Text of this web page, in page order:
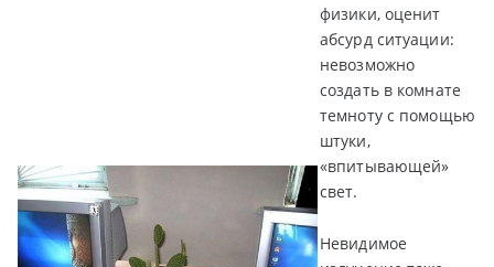
физики, оценит
абсурд ситуации:
невозможно
создать в комнате
темноту с помощью
штуки,
«впитывающей»
свет.
Невидимое